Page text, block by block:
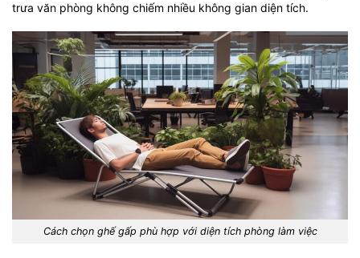
trưa văn phòng không chiếm nhiều không gian diện tích.
Cách chọn ghế gấp phù hợp với diện tích phòng làm việc